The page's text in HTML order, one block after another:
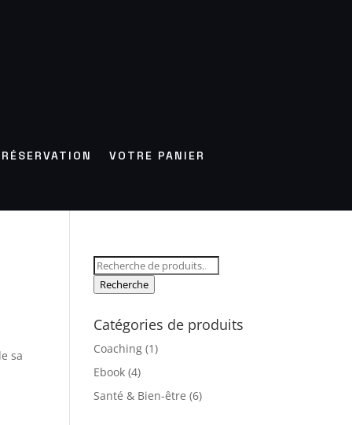
RÉSERVATION VOTRE PANIER
sa
Recherche
pour :
Recherche
Catégories de produits
Coaching (1)
Ebook (4)
Santé & Bien-être (6)